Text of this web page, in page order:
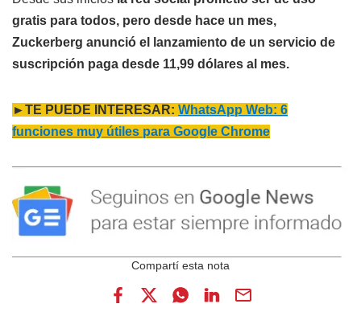
gratis para todos, pero desde hace un mes,
Zuckerberg anunció el lanzamiento de un servicio de
suscripción paga desde 11,99 dólares al mes.
►TE PUEDE INTERESAR: WhatsApp Web: 6
funciones muy útiles para Google Chrome